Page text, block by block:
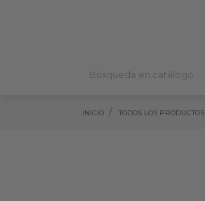
INICIO TODOS LOS PRODUCTOS